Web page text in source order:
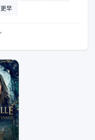
更早